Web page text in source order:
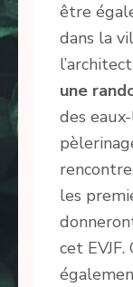
être
dans la
une
des
les
cet